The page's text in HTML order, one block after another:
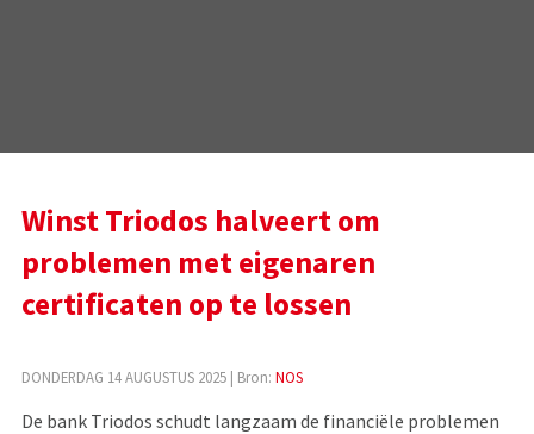
Winst Triodos halveert om
problemen met eigenaren
certificaten op te lossen
DONDERDAG 14 AUGUSTUS 2025| Bron: NOS
De bank Triodos schudt langzaam de financiële problemen